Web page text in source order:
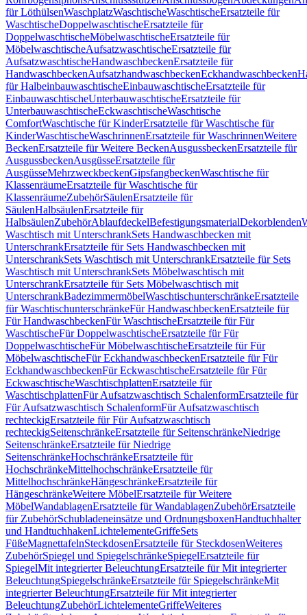
für LöthülsenWaschplatzWaschtischeWaschtischeErsatzteile für
WaschtischeDoppelwaschtischeErsatzteile für
DoppelwaschtischeMöbelwaschtischeErsatzteile für
MöbelwaschtischeAufsatzwaschtischeErsatzteile für
AufsatzwaschtischeHandwaschbeckenErsatzteile für
HandwaschbeckenAufsatzhandwaschbeckenEckhandwaschbecken
für HalbeinbauwaschtischeEinbauwaschtischeErsatzteile für
EinbauwaschtischeUnterbauwaschtischeErsatzteile für
UnterbauwaschtischeEckwaschtischeWaschtische
ComfortWaschtische für KinderErsatzteile für Waschtische für
KinderWaschtischeWaschrinnenErsatzteile für WaschrinnenWeitere
BeckenErsatzteile für Weitere BeckenAusgussbeckenErsatzteile für
AusgussbeckenAusgüsseErsatzteile für
AusgüsseMehrzweckbeckenGipsfangbeckenWaschtische für
KlassenräumeErsatzteile für Waschtische für
KlassenräumeZubehörSäulenErsatzteile für
SäulenHalbsäulenErsatzteile für
HalbsäulenZubehörAblaufdeckelBefestigungsmaterialDekorblenden
Waschtisch mit UnterschrankSets Handwaschbecken mit
UnterschrankErsatzteile für Sets Handwaschbecken mit
UnterschrankSets Waschtisch mit UnterschrankErsatzteile für Sets
Waschtisch mit UnterschrankSets Möbelwaschtisch mit
UnterschrankErsatzteile für Sets Möbelwaschtisch mit
UnterschrankBadezimmermöbelWaschtischunterschränkeErsatzteile
für WaschtischunterschränkeFür HandwaschbeckenErsatzteile für
Für HandwaschbeckenFür WaschtischeErsatzteile für Für
WaschtischeFür DoppelwaschtischeErsatzteile für Für
DoppelwaschtischeFür MöbelwaschtischeErsatzteile für Für
MöbelwaschtischeFür EckhandwaschbeckenErsatzteile für Für
EckhandwaschbeckenFür EckwaschtischeErsatzteile für Für
EckwaschtischeWaschtischplattenErsatzteile für
WaschtischplattenFür Aufsatzwaschtisch SchalenformErsatzteile für
Für Aufsatzwaschtisch SchalenformFür Aufsatzwaschtisch
rechteckigErsatzteile für Für Aufsatzwaschtisch
rechteckigSeitenschränkeErsatzteile für SeitenschränkeNiedrige
SeitenschränkeErsatzteile für Niedrige
SeitenschränkeHochschränkeErsatzteile für
HochschränkeMittelhochschränkeErsatzteile für
MittelhochschränkeHängeschränkeErsatzteile für
HängeschränkeWeitere MöbelErsatzteile für Weitere
MöbelWandablagenErsatzteile für WandablagenZubehörErsatzteile
für ZubehörSchubladeneinsätze und OrdnungsboxenHandtuchhalter
und HandtuchhakenLichtelementeGriffeSets
FüßeMagnettafelnSteckdosenErsatzteile für SteckdosenWeiteres
ZubehörSpiegel und SpiegelschränkeSpiegelErsatzteile für
SpiegelMit integrierter BeleuchtungErsatzteile für Mit integrierter
BeleuchtungSpiegelschränkeErsatzteile für SpiegelschränkeMit
integrierter BeleuchtungErsatzteile für Mit integrierter
BeleuchtungZubehörLichtelementeGriffeWeiteres